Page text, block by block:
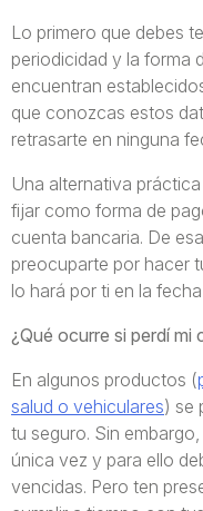
Lo primero que debes
periodicidad y la forma
encuentran
que conozcas estos
retrasarte en ninguna
Una alternativa
fijar como forma de
cuenta bancaria. De
preocuparte por hacer
lo hará por ti en la
¿Qué ocurre si perdí mi
En algunos productos (
salud o vehiculares) se
tu seguro. Sin
única vez y para ello
vencidas. Pero ten